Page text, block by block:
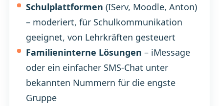
Schulplattformen (IServ, Moodle, Anton)
– moderiert, für Schulkommunikation
geeignet, von Lehrkräften gesteuert
Familieninterne Lösungen – iMessage
oder ein einfacher SMS-Chat unter
bekannten Nummern für die engste
Gruppe